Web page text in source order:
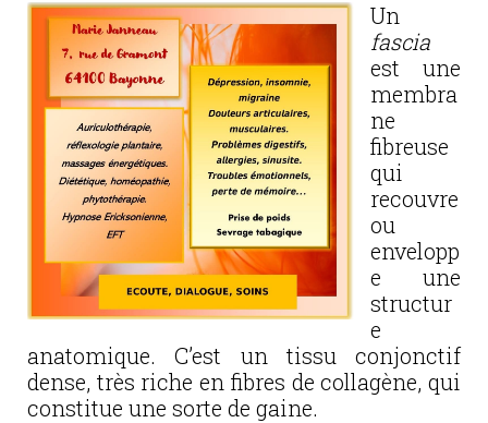
Un
fascia
est une
membra
ne
fibreuse
qui
recouvre
ou
envelopp
e une
structur
e
anatomique. C’est un tissu conjonctif
dense, très riche en fibres de collagène, qui
constitue une sorte de gaine.